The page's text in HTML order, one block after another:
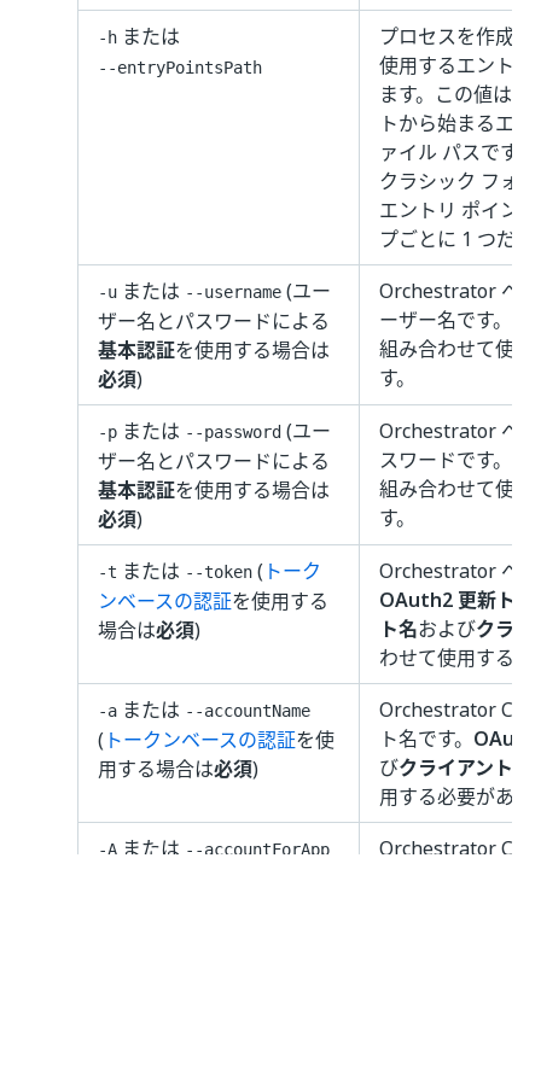
-h または
--entryPointsPath
プロセスを作成
使用するエント
ます。この値は
トから始まるエ
ァイル パスです。
クラシック フォ
エントリ ポイン
プごとに 1 つだけ
-u または --username (ユー
ザー名とパスワードによる
基本認証を使用する場合は
必須)
Orchestrator へ
ーザー名です。
組み合わせて使
す。
-p または --password (ユー
ザー名とパスワードによる
基本認証を使用する場合は
必須)
Orchestrator へ
スワードです。
組み合わせて使
す。
-t または --token ( トーク
ンベースの認証を使用する
場合は必須)
Orchestrator へ
OAuth2 更新トー
ト名およびクライ
わせて使用する必
-a または --accountName
( トークンベースの認証を使
用する場合は必須)
Orchestrator
ト名です。
びクライアント ID
用する必要があり
-A または --accountForApp
Orchestrator